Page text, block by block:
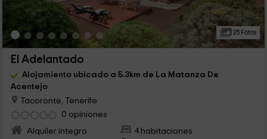
25 Fotos
El Adelantado
Alojamiento ubicado a 5.3km de La Matanza De
Acentejo
Tacoronte, Tenerife
0 opiniones
Alquiler íntegro
4 habitaciones